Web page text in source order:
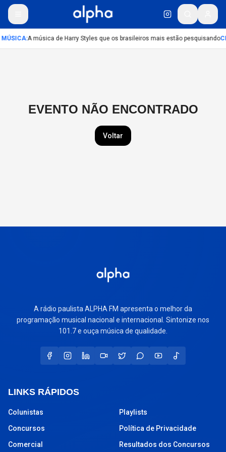
MÚSICA:A música de Harry Styles que os brasileiros mais estão pesquisando
EVENTO NÃO ENCONTRADO
Voltar
A rádio paulista ALPHA FM apresenta o melhor da
programação musical nacional e internacional. Sintonize nos
101.7 e ouça música de qualidade.
LINKS RÁPIDOS
Colunistas
Concursos
Comercial
Playlists
Política de Privacidade
Resultados dos Concursos